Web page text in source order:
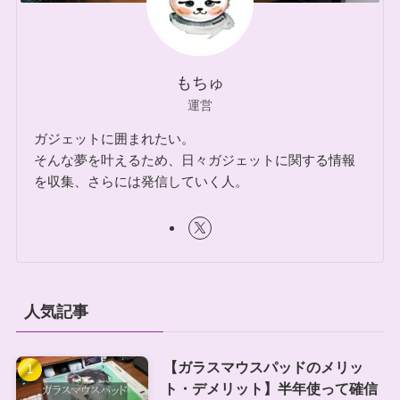
もちゅ
運営
ガジェットに囲まれたい。
そんな夢を叶えるため、日々ガジェットに関する情報
を収集、さらには発信していく人。
人気記事
【ガラスマウスパッドのメリッ
ト・デメリット】半年使って確信